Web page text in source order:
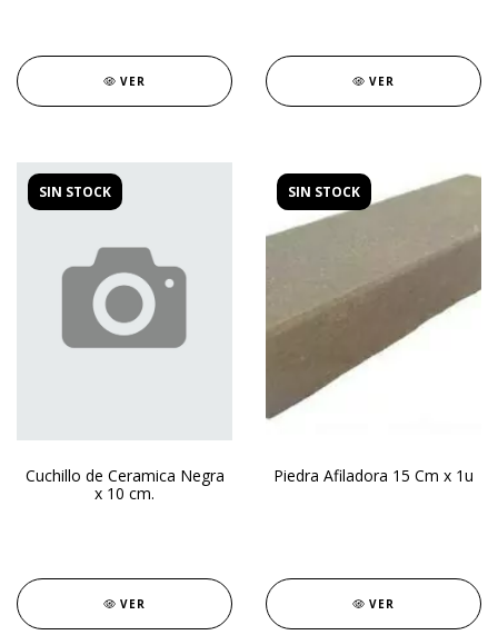
VER VER
SIN STOCK
Cuchillo de Ceramica Negra
x 10 cm.
VER
SIN STOCK
Piedra Afiladora 15 Cm x 1u
VER